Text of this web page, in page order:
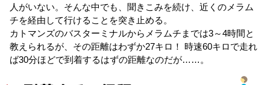
人がいない。そんな中でも、聞きこみを続け、近くのメラム
チを経由して行けることを突き止める。
カトマンズのバスターミナルからメラムチまでは3～4時間と
教えられるが、その距離はわずか27キロ！ 時速60キロで走れ
ば30分ほどで到着するはずの距離なのだが……。